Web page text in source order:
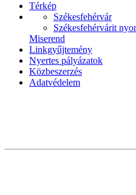
Térkép
Székesfehérvár
Székesfehérvárit
Miserend
Linkgyűjtemény
Nyertes pályázatok
Közbeszerzés
Adatvédelem